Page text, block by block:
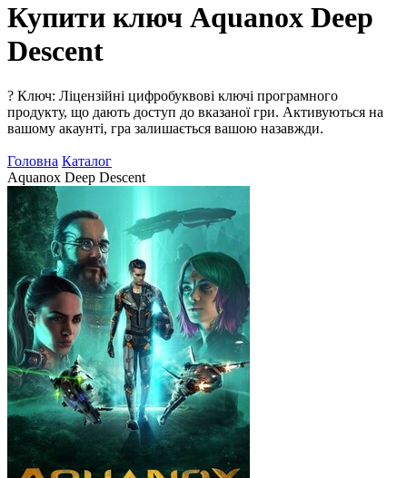
Купити ключ Aquanox Deep
Descent
? Ключ: Ліцензійні цифробуквові ключі програмного
продукту, що дають доступ до вказаної гри. Активуються на
вашому акаунті, гра залишається вашою назавжди.
Головна Каталог
Aquanox Deep Descent